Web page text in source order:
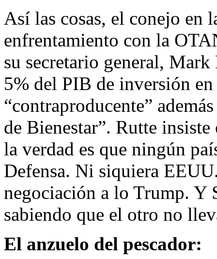
Así las cosas, el conejo en
enfrentamiento con la
su secretario general,
5% del PIB de inversión en
“contraproducente”
de Bienestar”. Rutte
la verdad es que ningún
Defensa. Ni siquiera
negociación a lo Trump. Y
sabiendo que el otro no
El anzuelo del pescador: